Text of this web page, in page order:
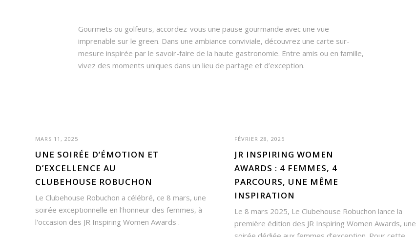
Gourmets ou golfeurs, accordez-vous une pause gourmande avec une vue
imprenable sur le green. Dans une ambiance conviviale, découvrez une carte sur-
mesure inspirée par le savoir-faire de la haute gastronomie. Entre amis ou en famille,
vivez des moments uniques dans un lieu de partage et d’exception.
MARS 11, 2025
UNE SOIRÉE D’ÉMOTION ET
D’EXCELLENCE AU
CLUBEHOUSE ROBUCHON
Le Clubehouse Robuchon a célébré, ce 8 mars, une
soirée exceptionnelle en l'honneur des femmes, à
l'occasion des JR Inspiring Women Awards .
FÉVRIER 28, 2025
JR INSPIRING WOMEN
AWARDS : 4 FEMMES, 4
PARCOURS, UNE MÊME
INSPIRATION
Le 8 mars 2025, Le Clubehouse Robuchon lance la
première édition des JR Inspiring Women Awards, une